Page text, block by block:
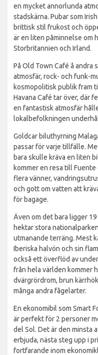
en mycket annorlunda
stadskärna. Pubar som
brittisk stil frukost och
är en liten påminnelse om
Storbritannien och Irland.
På Old Town Café å
atmosfär, rock- och funk-
kosmopolitisk publik fram
Havana Café tar över, där
en fantastisk atmosfär
lokalbefolkningen
Goldcar biluthyrning
passar för varje tillfälle.
bara skulle kräva en liten
kommer en resa till Fuente
flera vänner,
och gott om vatten att
för bagage.
Även om det bara ligger
hektar stora
utmanande terräng. Mest
Iberiska halvön och sin
också ett överflöd av
från hela världen kommer
dvärgrördrom, brun
många andra fågelarter.
En ekonomibil som Smart
är perfekt för 2 personer
del Sol. Det är den minsta
erbjuda, nästa steg upp i
fortfarande inom